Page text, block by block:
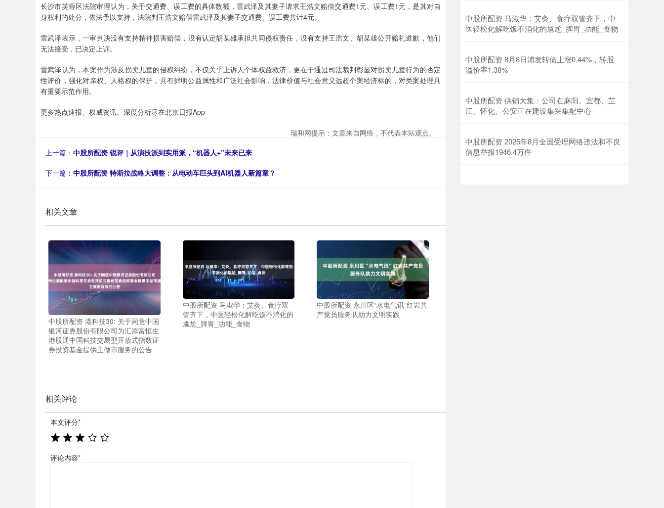
长沙市芙蓉区法院审理认为，关于交通费、误工费的具体数额，雷武泽及其妻子请求王浩文赔偿交通费1元、误工费1元，是其对自
身权利的处分，依法予以支持，法院判王浩文赔偿雷武泽及其妻子交通费、误工费共计4元。
雷武泽表示，一审判决没有支持精神损害赔偿​，没有认定胡某雄承担共同侵权责任​，没有支持王浩文、胡某雄公开赔礼道歉，他们
无法接受，已决定上诉。
雷武泽认为，本案作为涉及拐卖儿童的侵权纠纷，不仅关乎上诉人个体权益救济，更在于通过司法裁判彰显对拐卖儿童行为的否定
性评价，强化对亲权、人格权的保护，具有鲜明公益属性和广泛社会影响，法律价值与社会意义远超个案经济标的，对类案处理具
有重要示范作用。
更多热点速报、权威资讯、深度分析尽在北京日报App
瑞和网提示：文章来自网络，不代表本站观点。
上一篇： 中股所配资 锐评｜从演技派到实用派，“机器人+”未来已来
下一篇： 中股所配资 特斯拉战略大调整：从电动车巨头到AI机器人新篇章？
相关文章
中股所配资 港科技30: 关于同意中国
银河证券股份有限公司为汇添富恒生
港股通中国科技交易型开放式指数证
券投资基金提供主做市服务的公告
中股所配资 马淑华：艾灸、食疗双
管齐下，中医轻松化解吃饭不消化的
尴尬_脾胃_功能_食物
中股所配资 永川区“水电气讯”红岩共
产党员服务队助力文明实践
相关评论
本文评分*
评论内容*
中股所配资 马淑华：艾灸、食疗双管齐下，中
医轻松化解吃饭不消化的尴尬_脾胃_功能_食物
中股所配资 8月8日浦发转债上涨0.44%，转股
溢价率1.38%
中股所配资 供销大集：公司在麻阳、宜都、芷
江、怀化、公安正在建设集采集配中心
中股所配资 2025年8月全国受理网络违法和不良
信息举报1946.4万件